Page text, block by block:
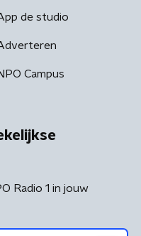
de studio
Campus
Radio 1 in jouw